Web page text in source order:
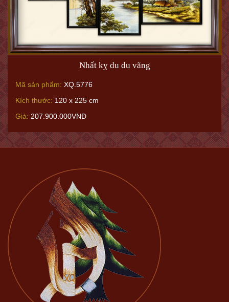
Nhất kỵ du du vãng
Mã sản phẩm: XQ.5776
Kích thước: 120 x 225 cm
Giá: 207.900.000VNĐ